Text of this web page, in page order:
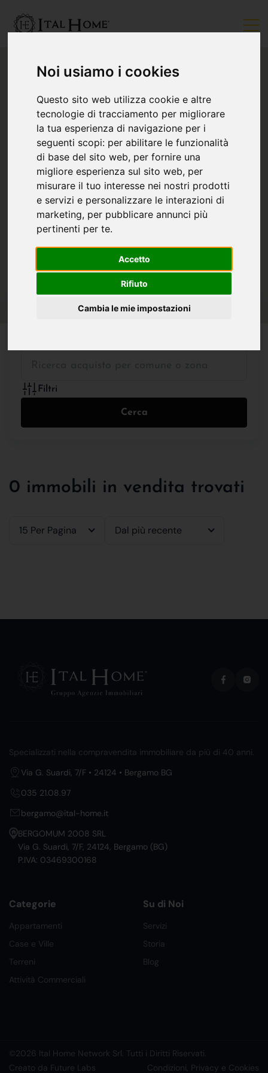
Noi usiamo i cookies
Questo sito web utilizza cookie e altre
tecnologie di tracciamento per migliorare
la tua esperienza di navigazione per i
seguenti scopi: per abilitare le funzionalità
di base del sito web, per fornire una
migliore esperienza sul sito web, per
misurare il tuo interesse nei nostri prodotti
e servizi e personalizzare le interazioni di
marketing, per pubblicare annunci più
pertinenti per te.
Accetto
Rifiuto
Cambia le mie impostazioni
Filtri
Cerca
0 immobili in vendita trovati
15 Per Pagina Dal più recente
Specializzati nella compravendita immobiliare da più di 40 anni.
Via G. Suardi, 7/F • 24124 • Bergamo BG
035 21.08.97
bergamo@ital-home.it
BERGOMUM 2008 SRL
Via G. Suardi, 7/F, 24124, Bergamo (BG)
P.IVA: 03469300168
Categorie
Appartamenti
Case e Ville
Terreni
Attività Commerciali
Su di Noi
Servizi
Storia
Blog
©2026 Ital Home Network Srl. Tutti i Diritti Riservati.
Creato da Future Labs
Condizioni, Privacy e Cookies